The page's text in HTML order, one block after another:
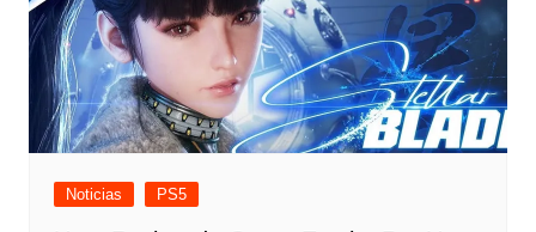
Noticias PS5